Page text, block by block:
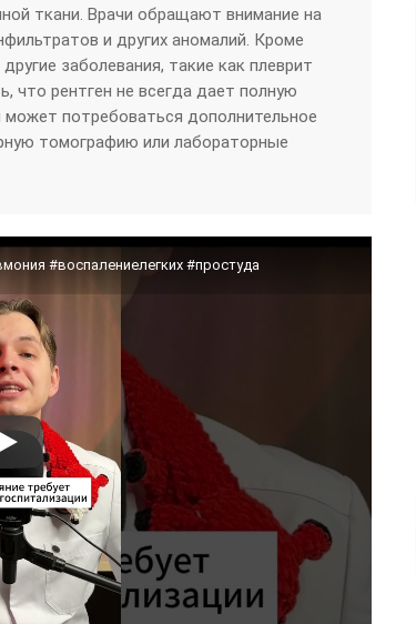
ткани. Врачи обращают внимание на
и других аномалий. Кроме
заболевания, такие как плеврит
что рентген не всегда дает полную
может потребоваться дополнительное
томографию или лабораторные
#воспалениелегких #простуда